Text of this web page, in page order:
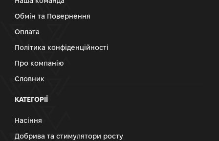
Обмін та Повернення
Оплата
Політика конфіденційності
Про компанію
Словник
КАТЕГОРІЇ
Насіння
Добрива та стимулятори росту